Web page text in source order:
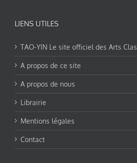
LIENS UTILES
TAO-YIN Le site officiel des Arts
A propos de ce site
A propos de nous
Librairie
Mentions légales
Contact